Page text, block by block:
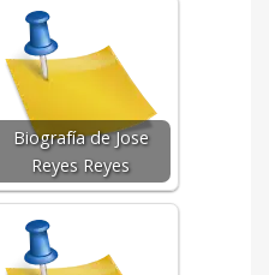
Biografía de Jose
Reyes Reyes